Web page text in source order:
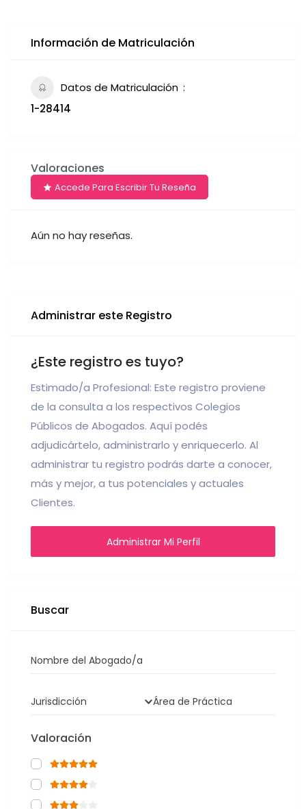
Información de Matriculación
Datos de Matriculación
1-28414
Valoraciones
Accede Para Escribir Tu Reseña
Aún no hay reseñas.
Administrar este Registro
¿Este registro es tuyo?
Estimado/a Profesional: Este registro proviene
de la consulta a los respectivos Colegios
Públicos de Abogados. Aquí podés
adjudicártelo, administrarlo y enriquecerlo. Al
administrar tu registro podrás darte a conocer,
más y mejor, a tus potenciales y actuales
Clientes.
Administrar Mi Perfil
Buscar
Nombre del Abogado/a
Jurisdicción Área de Práctica
Valoración